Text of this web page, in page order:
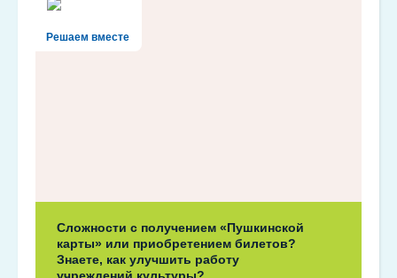
Решаем вместе
Сложности с получением «Пушкинской
карты» или приобретением билетов?
Знаете, как улучшить работу